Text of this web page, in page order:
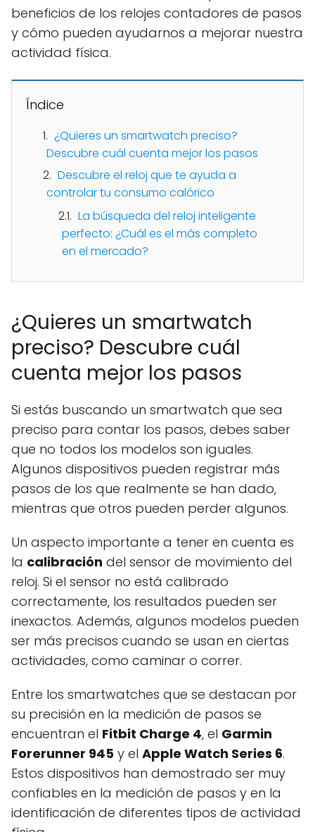
beneficios de los relojes contadores de pasos
y cómo pueden ayudarnos a mejorar nuestra
actividad física.
Índice
¿Quieres un smartwatch preciso?
Descubre cuál cuenta mejor los pasos
Descubre el reloj que te ayuda a
controlar tu consumo calórico
La búsqueda del reloj inteligente
perfecto: ¿Cuál es el más completo
en el mercado?
¿Quieres un smartwatch
preciso? Descubre cuál
cuenta mejor los pasos
Si estás buscando un smartwatch que sea
preciso para contar los pasos, debes saber
que no todos los modelos son iguales.
Algunos dispositivos pueden registrar más
pasos de los que realmente se han dado,
mientras que otros pueden perder algunos.
Un aspecto importante a tener en cuenta es
la calibración del sensor de movimiento del
reloj. Si el sensor no está calibrado
correctamente, los resultados pueden ser
inexactos. Además, algunos modelos pueden
ser más precisos cuando se usan en ciertas
actividades, como caminar o correr.
Entre los smartwatches que se destacan por
su precisión en la medición de pasos se
encuentran el Fitbit Charge 4, el Garmin
Forerunner 945 y el Apple Watch Series 6.
Estos dispositivos han demostrado ser muy
confiables en la medición de pasos y en la
identificación de diferentes tipos de actividad